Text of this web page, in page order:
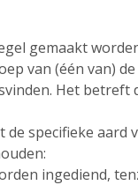
gemaakt
van (één van)
Het betreft
specifieke
ingediend,